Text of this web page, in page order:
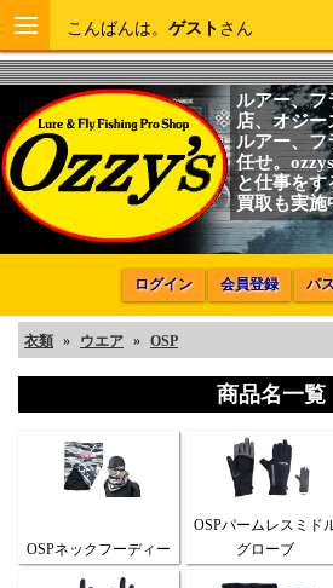
こんばんは。 ゲスト さん
ルアー、フ
店、オジー
ルアー、フ
任せ。
と仕事をす
買取も実施
ログイン 会員登録 パ
衣類 » ウエア » OSP
商品名一覧
OSPネックフーディー
OSPパームレスミド
グローブ